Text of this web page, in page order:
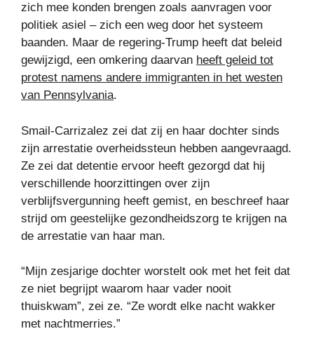
zich mee konden brengen zoals aanvragen voor
politiek asiel – zich een weg door het systeem
baanden. Maar de regering-Trump heeft dat beleid
gewijzigd, een omkering daarvan heeft geleid tot
protest namens andere immigranten in het westen
van Pennsylvania.
Smail-Carrizalez zei dat zij en haar dochter sinds
zijn arrestatie overheidssteun hebben aangevraagd.
Ze zei dat detentie ervoor heeft gezorgd dat hij
verschillende hoorzittingen over zijn
verblijfsvergunning heeft gemist, en beschreef haar
strijd om geestelijke gezondheidszorg te krijgen na
de arrestatie van haar man.
“Mijn zesjarige dochter worstelt ook met het feit dat
ze niet begrijpt waarom haar vader nooit
thuiskwam”, zei ze. “Ze wordt elke nacht wakker
met nachtmerries.”